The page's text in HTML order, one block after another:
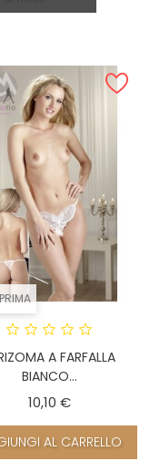
A FARFALLA
BIANCO...
10,10 €Prezzo
AL CARRELLO